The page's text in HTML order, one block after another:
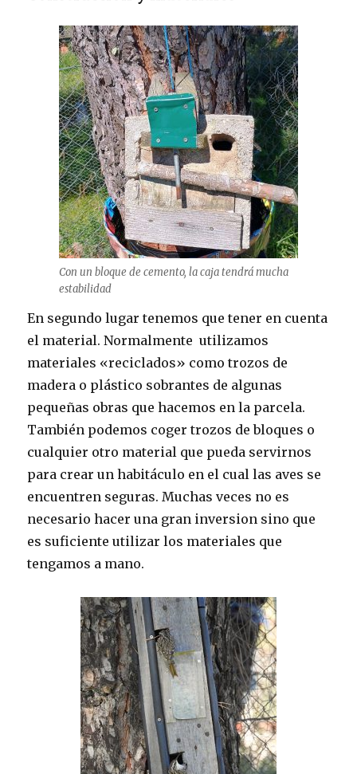
Con un bloque de cemento, la caja tendrá mucha
estabilidad
En segundo lugar tenemos que tener en cuenta
el material. Normalmente utilizamos
materiales «reciclados» como trozos de
madera o plástico sobrantes de algunas
pequeñas obras que hacemos en la parcela.
También podemos coger trozos de bloques o
cualquier otro material que pueda servirnos
para crear un habitáculo en el cual las aves se
encuentren seguras. Muchas veces no es
necesario hacer una gran inversion sino que
es suficiente utilizar los materiales que
tengamos a mano.